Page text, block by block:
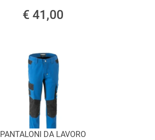
€ 41,00
PANTALONI DA LAVORO